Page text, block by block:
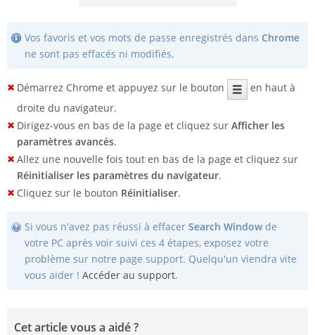
Vos favoris et vos mots de passe enregistrés dans Chrome
ne sont pas effacés ni modifiés.
Démarrez Chrome et appuyez sur le bouton
en haut à
droite du navigateur.
Dirigez-vous en bas de la page et cliquez sur Afficher les
paramètres avancés.
Allez une nouvelle fois tout en bas de la page et cliquez sur
Réinitialiser les paramètres du navigateur.
Cliquez sur le bouton Réinitialiser.
Si vous n'avez pas réussi à effacer Search Window de
votre PC après voir suivi ces 4 étapes, exposez votre
problème sur notre page support. Quelqu'un viendra vite
vous aider ! Accéder au support.
Cet article vous a aidé ?